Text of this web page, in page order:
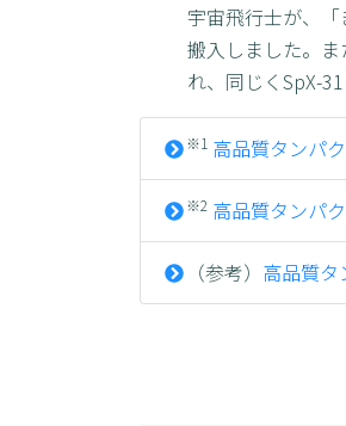
宇宙飛行士が、
搬入しました。
れ、同じくSpX-
※1 高品質タンパ
※2 高品質タンパ
（参考） 高品質タ